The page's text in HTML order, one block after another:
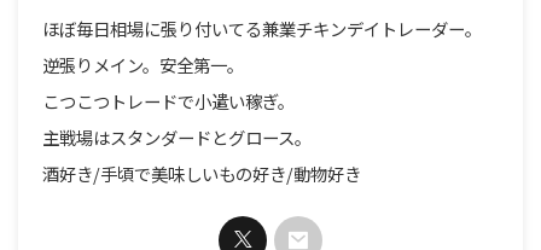
ほぼ毎日相場に張り付いてる兼業チキンデイトレーダー。
逆張りメイン。安全第一。
こつこつトレードで小遣い稼ぎ。
主戦場はスタンダードとグロース。
酒好き/手頃で美味しいもの好き/動物好き